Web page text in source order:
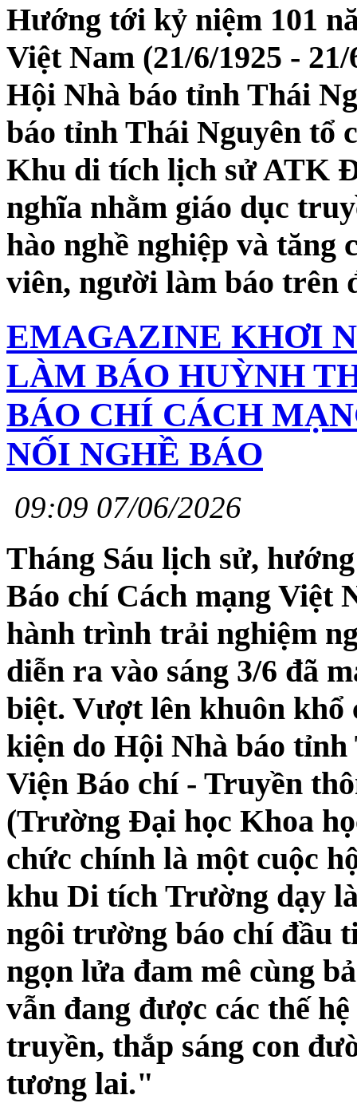
Hướng tới kỷ niệm 101
Việt Nam (21/6/1925 -
Hội Nhà báo tỉnh Thái
báo tỉnh Thái Nguyên tổ
Khu di tích lịch sử ATK
nghĩa nhằm giáo dục
hào nghề nghiệp và tăng
viên, người làm báo trên
EMAGAZINE KHƠI
LÀM BÁO HUỲNH
BÁO CHÍ CÁCH
NỐI NGHỀ BÁO
09:09 07/06/2026
Tháng Sáu lịch sử,
Báo chí Cách mạng Việt
hành trình trải nghiệm
diễn ra vào sáng 3/6 đã
biệt. Vượt lên khuôn khổ
kiện do Hội Nhà báo
Viện Báo chí - Truyền
(Trường Đại học Khoa
chức chính là một cuộc
khu Di tích Trường dạy
ngôi trường báo chí đầu
ngọn lửa đam mê cùng
vẫn đang được các thế
truyền, thắp sáng con
tương lai."